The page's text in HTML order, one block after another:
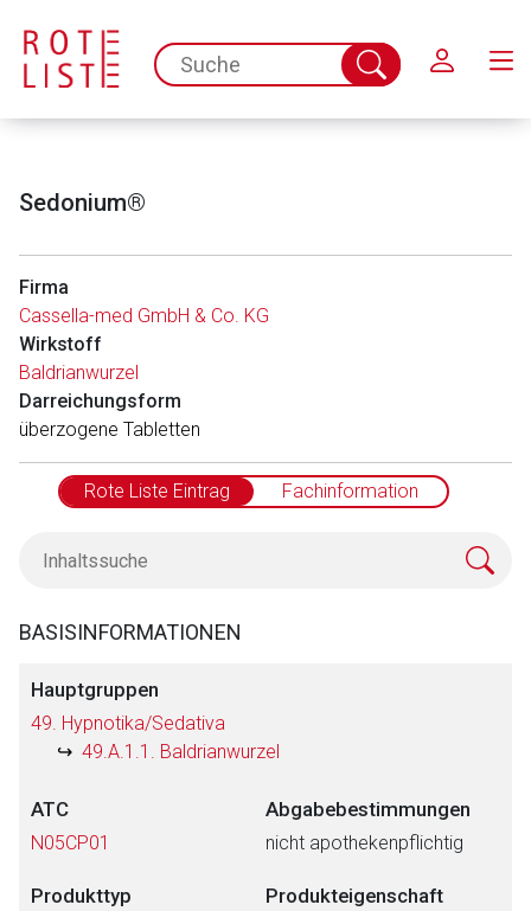
spc.search.input.placeholder
Suche
abschicken
Sedonium®
Firma
Cassella-med GmbH & Co. KG
Wirkstoff
Baldrianwurzel
Darreichungsform
überzogene Tabletten
Rote Liste Eintrag Fachinformation
BASISINFORMATIONEN
Hauptgruppen
49. Hypnotika/Sedativa
49.A.1.1. Baldrianwurzel
ATC
N05CP01
Abgabebestimmungen
nicht apothekenpflichtig
Produkttyp Produkteigenschaft